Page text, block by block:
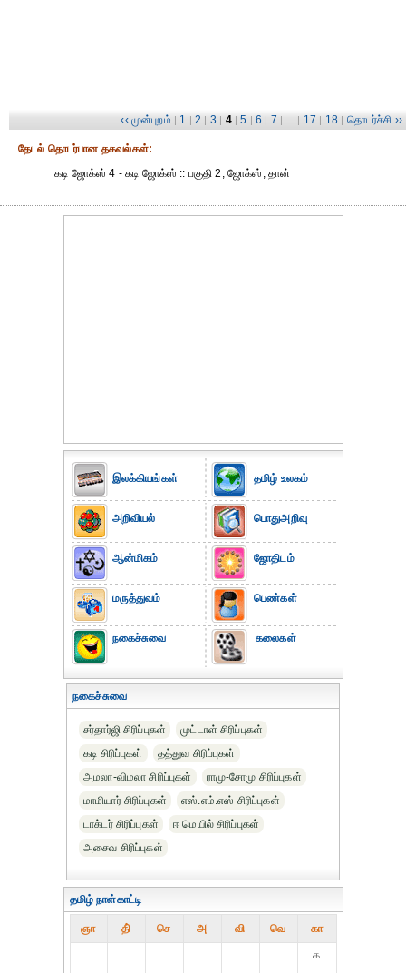
‹‹ முன்புறம் | 1 | 2 | 3 | 4 | 5 | 6 | 7 | ... | 17 | 18 | தொடர்ச்சி ››
தேட‌ல் தொட‌ர்பான தகவ‌ல்க‌ள்:
கடி ஜோக்ஸ் 4 - கடி ஜோக்ஸ் :: பகுதி 2, ஜோக்ஸ், தான்
இலக்கியங்கள்
அறிவியல்
ஆன்மிகம்
மருத்துவம்
நகைச்சுவை
தமிழ் உலகம்
பொதுஅறிவு
ஜோதிடம்
பெண்கள்
கலைகள்
நகைச்சுவை
சர்தார்ஜி சிரிப்புகள்
முட்டாள் சிரிப்புகள்
கடி சிரிப்புகள்
தத்துவ சிரிப்புகள்
அமலா-விமலா சிரிப்புகள்
ராமு-சோமு சிரிப்புகள்
மாமியார் சிரிப்புகள்
எஸ்.எம்.எஸ் சிரிப்புகள்
டாக்டர் சிரிப்புகள்
ஈ மெயில் சிரிப்புகள்
அசைவ சிரிப்புகள்
தமிழ் நாள்காட்டி
ஞா தி் செ அ வி வெ கா
௧